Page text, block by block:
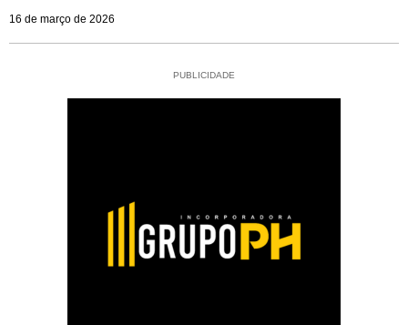
16 de março de 2026
PUBLICIDADE